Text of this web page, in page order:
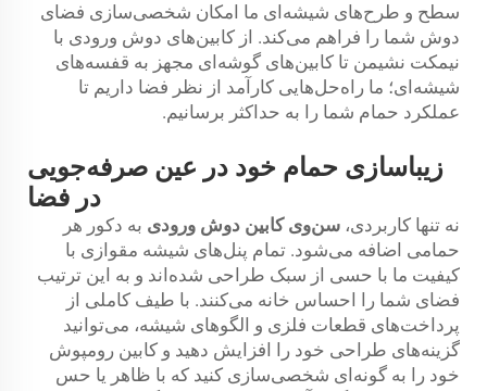
سطح و طرح‌های شیشه‌ای ما امکان شخصی‌سازی فضای
دوش شما را فراهم می‌کند. از کابین‌های دوش ورودی با
نیمکت نشیمن تا کابین‌های گوشه‌ای مجهز به قفسه‌های
شیشه‌ای؛ ما راه‌حل‌هایی کارآمد از نظر فضا داریم تا
عملکرد حمام شما را به حداکثر برسانیم.
زیباسازی حمام خود در عین صرفه‌جویی
در فضا
نه تنها کاربردی، سن‌ویکابین دوش ورودی به دکور هر
حمامی اضافه می‌شود. تمام پنل‌های شیشه مقوازی با
کیفیت ما با حسی از سبک طراحی شده‌اند و به این ترتیب
فضای شما را احساس خانه می‌کنند. با طیف کاملی از
پرداخت‌های قطعات فلزی و الگوهای شیشه، می‌توانید
گزینه‌های طراحی خود را افزایش دهید و کابین رومپوش
خود را به گونه‌ای شخصی‌سازی کنید که با ظاهر یا حس